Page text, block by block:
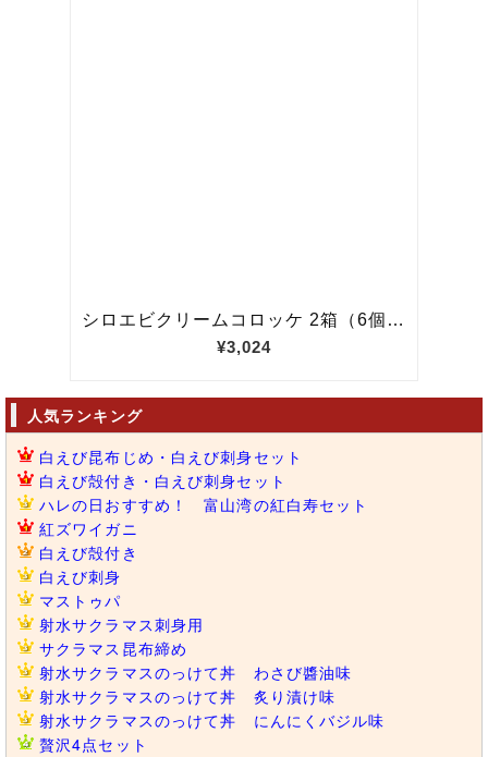
人気ランキング
白えび昆布じめ・白えび刺身セット
白えび殻付き・白えび刺身セット
ハレの日おすすめ！ 富山湾の紅白寿セット
紅ズワイガニ
白えび殻付き
白えび刺身
マストゥパ
射水サクラマス刺身用
サクラマス昆布締め
射水サクラマスのっけて丼 わさび醬油味
射水サクラマスのっけて丼 炙り漬け味
射水サクラマスのっけて丼 にんにくバジル味
贅沢4点セット